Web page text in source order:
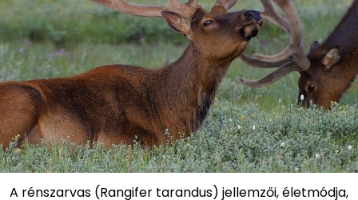
A rénszarvas (Rangifer tarandus) jellemzői, életmódja,